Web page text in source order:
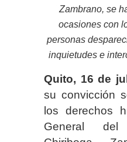
Zambrano, se
ocasiones con
personas
inquietudes e
Quito, 16 de
su convicción
los derechos
General